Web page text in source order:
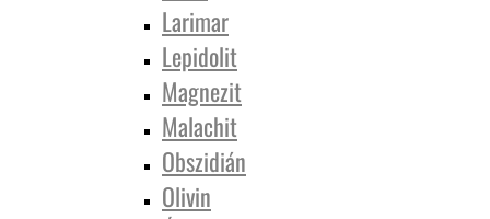
Larimar
Lepidolit
Magnezit
Malachit
Obszidián
Olivin